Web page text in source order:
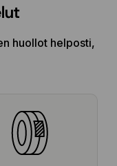
huollot helposti,